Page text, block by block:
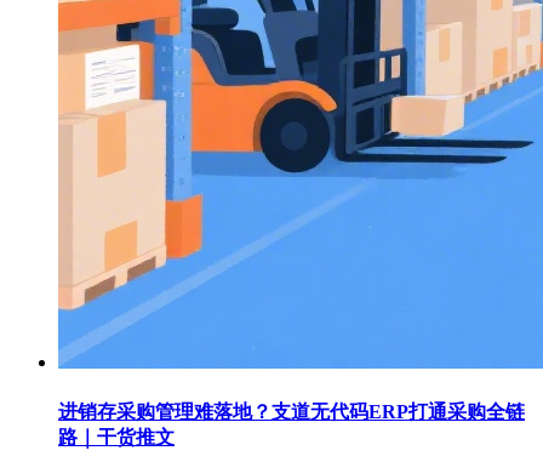
进销存采购管理难落地？支道无代码ERP打通采购全链
路｜干货推文